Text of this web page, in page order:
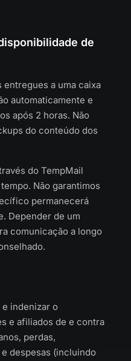
de
a uma caixa
automaticamente e
após 2 horas. Não
do conteúdo dos
do TempMail
Não garantimos
permanecerá
Depender de um
comunicação a longo
indenizar o
e afiliados de e contra
perdas,
despesas (incluindo